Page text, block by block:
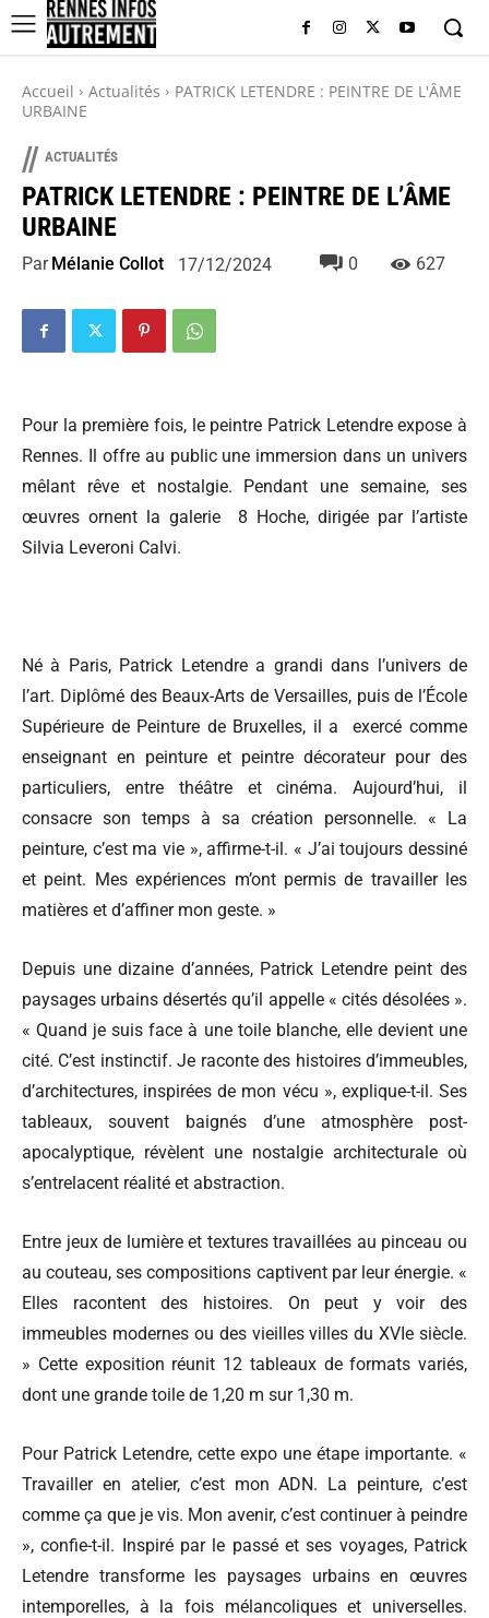
Accueil Actualités
PATRICK LETENDRE : PEINTRE DE L'ÂME
URBAINE
// ACTUALITÉS
PATRICK LETENDRE : PEINTRE DE L’ÂME
URBAINE
Par Mélanie Collot 17/12/2024 0 627
Pour la première fois, le peintre Patrick Letendre expose à
Rennes. Il offre au public une immersion dans un univers
mêlant rêve et nostalgie. Pendant une semaine, ses
œuvres ornent la galerie 8 Hoche, dirigée par l’artiste
Silvia Leveroni Calvi.
Né à Paris, Patrick Letendre a grandi dans l’univers de
l’art. Diplômé des Beaux-Arts de Versailles, puis de l’École
Supérieure de Peinture de Bruxelles, il a exercé comme
enseignant en peinture et peintre décorateur pour des
particuliers, entre théâtre et cinéma. Aujourd’hui, il
consacre son temps à sa création personnelle. « La
peinture, c’est ma vie », affirme-t-il. « J’ai toujours dessiné
et peint. Mes expériences m’ont permis de travailler les
matières et d’affiner mon geste. »
Depuis une dizaine d’années, Patrick Letendre peint des
paysages urbains désertés qu’il appelle « cités désolées ».
« Quand je suis face à une toile blanche, elle devient une
cité. C’est instinctif. Je raconte des histoires d’immeubles,
d’architectures, inspirées de mon vécu », explique-t-il. Ses
tableaux, souvent baignés d’une atmosphère post-
apocalyptique, révèlent une nostalgie architecturale où
s’entrelacent réalité et abstraction.
Entre jeux de lumière et textures travaillées au pinceau ou
au couteau, ses compositions captivent par leur énergie. «
Elles racontent des histoires. On peut y voir des
immeubles modernes ou des vieilles villes du XVIe siècle.
» Cette exposition réunit 12 tableaux de formats variés,
dont une grande toile de 1,20 m sur 1,30 m.
Pour Patrick Letendre, cette expo une étape importante. «
Travailler en atelier, c’est mon ADN. La peinture, c’est
comme ça que je vis. Mon avenir, c’est continuer à peindre
», confie-t-il. Inspiré par le passé et ses voyages, Patrick
Letendre transforme les paysages urbains en œuvres
intemporelles, à la fois mélancoliques et universelles.